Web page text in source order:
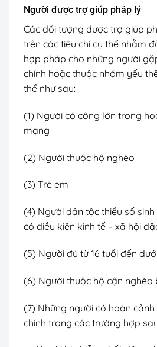
Người được trợ giúp pháp lý
Các đối tượng được trợ giúp
trên các tiêu chí cụ thể nhằm
hợp pháp cho những người
chính hoặc thuộc nhóm yếu
thể như sau:
(1) Người có công lớn trong
mạng
(2) Người thuộc hộ nghèo
(3) Trẻ em
(4) Người dân tộc thiểu số
có điều kiện kinh tế – xã hội
(5) Người đủ từ 16 tuổi đến
(6) Người thuộc hộ cận nghèo
(7) Những người có hoàn
chính trong các trường hợp